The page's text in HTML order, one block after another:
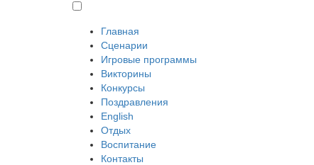
Главная
Сценарии
Игровые программы
Викторины
Конкурсы
Поздравления
English
Отдых
Воспитание
Контакты